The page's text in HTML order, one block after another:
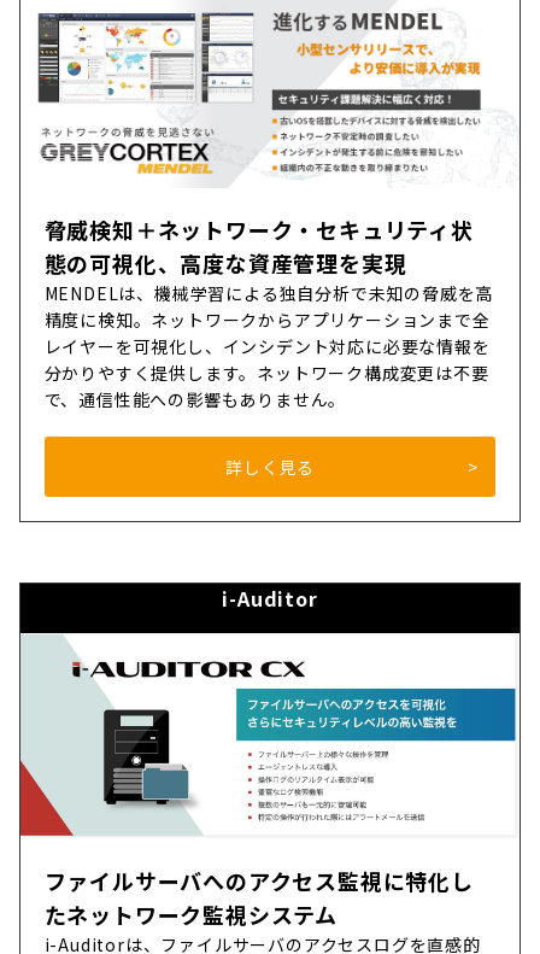
脅威検知＋ネットワーク・セキュリティ状
態の可視化、高度な資産管理を実現
MENDELは、機械学習による独自分析で未知の脅威を高
精度に検知。ネットワークからアプリケーションまで全
レイヤーを可視化し、インシデント対応に必要な情報を
分かりやすく提供します。ネットワーク構成変更は不要
で、通信性能への影響もありません。
詳しく見る
i-Auditor
ファイルサーバへのアクセス監視に特化し
たネットワーク監視システム
i-Auditorは、ファイルサーバのアクセスログを直感的